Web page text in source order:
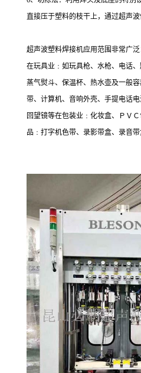
直接压于塑料的枝干上，通过超声波
超声波塑料焊接机应用范围非常广泛
在玩具业﹕如玩具枪、水枪、电话
蒸气熨斗、保温杯、热水壶及一般
带、计算机、音响外壳、手提电话
回望镜等在包装业﹕化妆盒、ＰＶ
品﹕打字机色带、录影带盒、录音带